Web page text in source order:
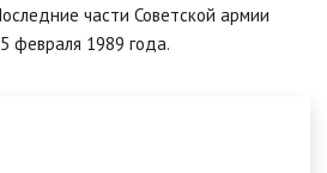
части Советской армии
февраля 1989 года.